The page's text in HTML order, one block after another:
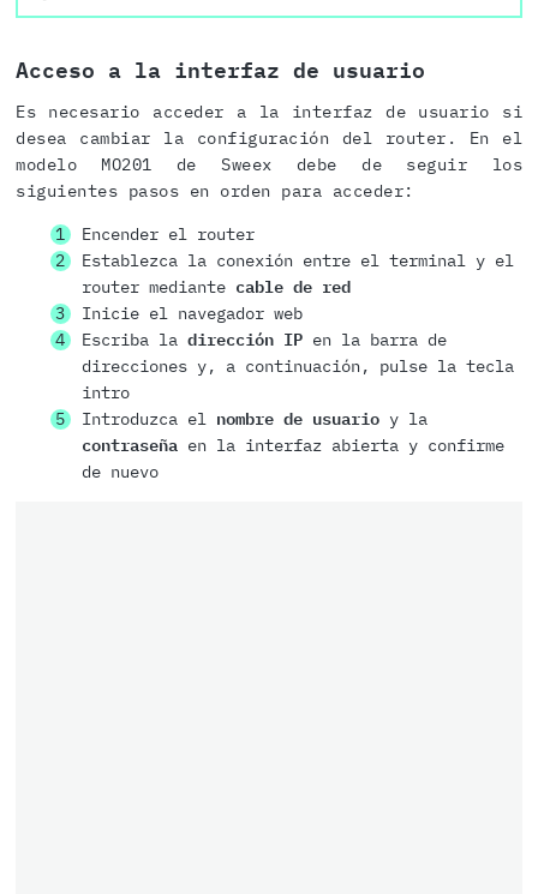
Acceso a la interfaz de usuario
Es necesario acceder a la interfaz de usuario si
desea cambiar la configuración del router. En el
modelo MO201 de Sweex debe de seguir los
siguientes pasos en orden para acceder:
Encender el router
Establezca la conexión entre el terminal y el
router mediante cable de red
Inicie el navegador web
Escriba la dirección IPen la barra de
direcciones y, a continuación, pulse la tecla
intro
Introduzca el nombre de usuarioy la
contraseña en la interfaz abierta y confirme
de nuevo